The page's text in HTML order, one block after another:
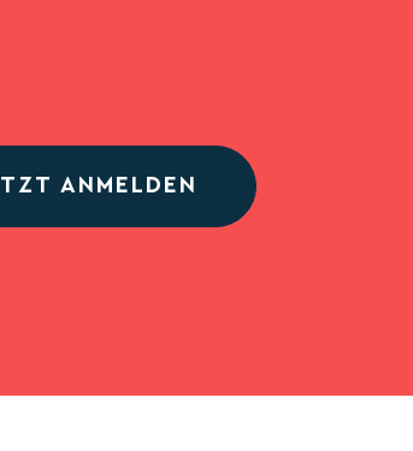
ANMELDEN